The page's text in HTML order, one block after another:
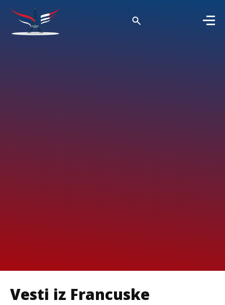
Vesti iz Francuske